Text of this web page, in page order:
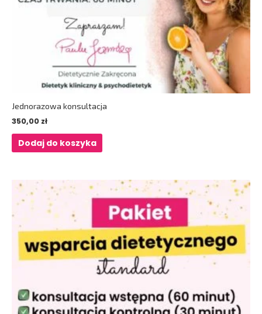
Jednorazowa konsultacja
350,00 zł
Dodaj do koszyka